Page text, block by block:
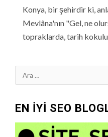
Konya, bir şehirdir ki,
Mevlâna'nın "Gel, ne
topraklarda, tarih kokulu
Arama:
EN İYİ SEO